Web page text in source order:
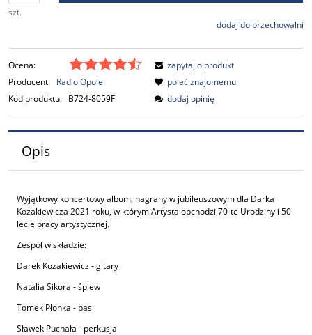
szt.
dodaj do przechowalni
Ocena:
Producent: Radio Opole
Kod produktu: B724-8059F
zapytaj o produkt
poleć znajomemu
dodaj opinię
Opis
Wyjątkowy koncertowy album, nagrany w jubileuszowym dla Darka
Kozakiewicza 2021 roku, w którym Artysta obchodzi 70-te Urodziny i 50-
lecie pracy artystycznej.
Zespół w składzie:
Darek Kozakiewicz - gitary
Natalia Sikora - śpiew
Tomek Płonka - bas
Sławek Puchała - perkusja